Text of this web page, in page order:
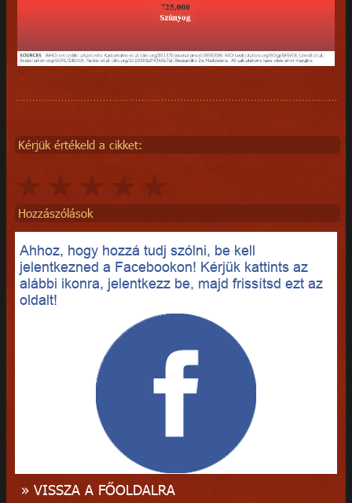
Kérjük értékeld a cikket:
Hozzászólások
Ahhoz, hogy hozzá tudj szólni, be kell
jelentkezned a Facebookon! Kérjük kattints az
alábbi ikonra, jelentkezz be, majd frissítsd ezt az
oldalt!
» VISSZA A FŐOLDALRA